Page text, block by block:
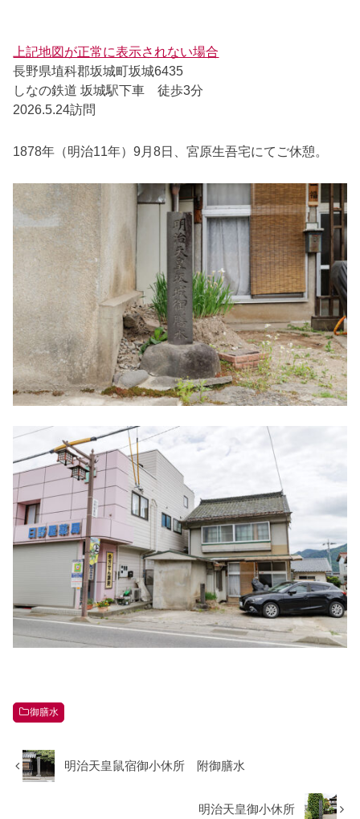
上記地図が正常に表示されない場合
長野県埴科郡坂城町坂城6435
しなの鉄道 坂城駅下車 徒歩3分
2026.5.24訪問
1878年（明治11年）9月8日、宮原生吾宅にてご休憩。
御膳水
明治天皇鼠宿御小休所 附御膳水
明治天皇御小休所